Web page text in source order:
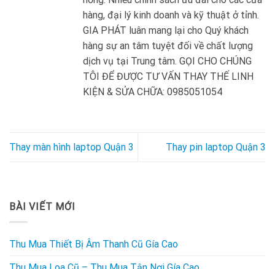
hàng, đại lý kinh doanh và kỹ thuật ở tỉnh.
GIA PHÁT luân mang lại cho Quý khách
hàng sự an tâm tuyệt đối về chất lượng
dịch vụ tại Trung tâm. GỌI CHO CHÚNG
TÔI ĐỂ ĐƯỢC TƯ VẤN THAY THẾ LINH
KIỆN & SỬA CHỮA: 0985051054
Thay màn hình laptop Quận 3 Thay pin laptop Quận 3
BÀI VIẾT MỚI
Thu Mua Thiết Bị Âm Thanh Cũ Gía Cao